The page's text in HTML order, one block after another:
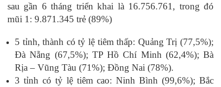
sau gần 6 tháng triển khai là 16.756.761, trong đó
mũi 1: 9.871.345 trẻ (89%)
5 tỉnh, thành có tỷ lệ tiêm thấp: Quảng Trị (77,5%);
Đà Nẵng (67,5%); TP Hồ Chí Minh (62,4%); Bà
Rịa – Vũng Tàu (71%); Đồng Nai (78%).
3 tỉnh có tỷ lệ tiêm cao: Ninh Bình (99,6%); Bắc